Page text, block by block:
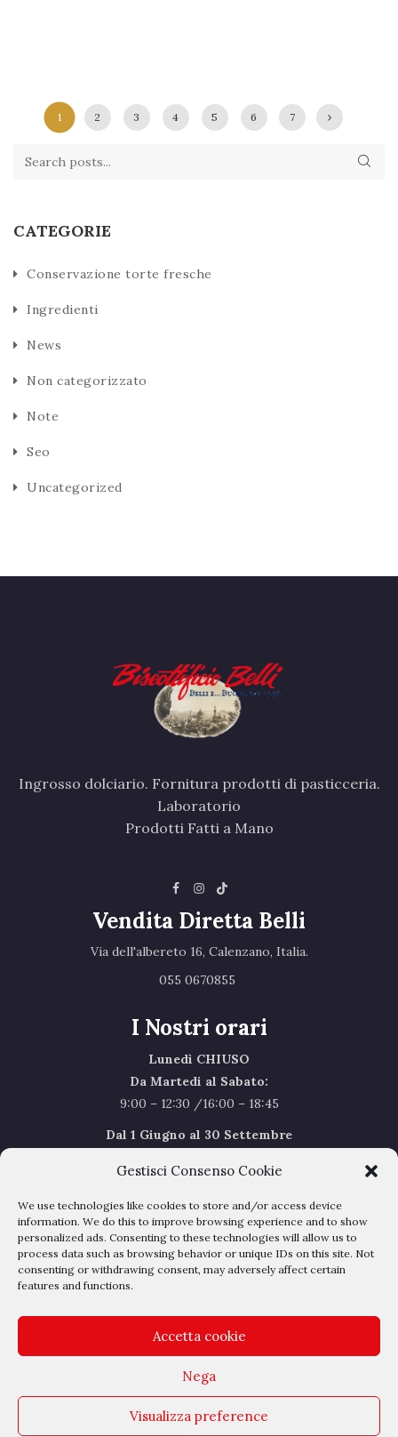
Gestisci Consenso Cookie
We use technologies like cookies to store and/or access device
information. We do this to improve browsing experience and to show
personalized ads. Consenting to these technologies will allow us to
process data such as browsing behavior or unique IDs on this site. Not
consenting or withdrawing consent, may adversely affect certain
features and functions.
Accetta cookie
Nega
Visualizza preference
1 2 3 4 5 6 7
CATEGORIE
Conservazione torte fresche
Ingredienti
News
Non categorizzato
Note
Seo
Uncategorized
Ingrosso dolciario. Fornitura prodotti di pasticceria.
Laboratorio
Prodotti Fatti a Mano
Vendita Diretta Belli
Via dell'albereto 16, Calenzano, Italia.‎
055 0670855 ‎
I Nostri orari
Lunedì CHIUSO
Da Martedi al Sabato:
9:00 – 12:30 /16:00 – 18:45
Dal 1 Giugno al 30 Settembre
Sabato Agosto Chiusi
I chiusi per Ferie dal 1 al 24Agosto
Privacy Policy–Cookie Policy
Outlet Belli - Via dell'albereto 16 - 50041 Calenzano - P.IVA
04209050485 - REA DI FIRENZE N° 428897